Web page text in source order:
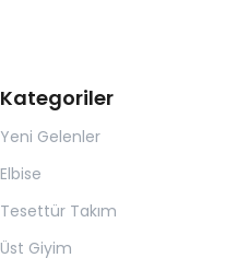
Kategoriler
Yeni Gelenler
Elbise
Tesettür Takım
Üst Giyim